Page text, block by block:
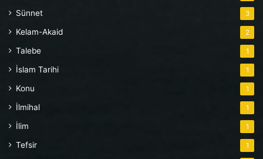
Sünnet 3
Kelam-Akaid 2
Talebe 1
İslam Tarihi 1
Konu 1
İlmihal 1
İlim 1
Tefsir 1